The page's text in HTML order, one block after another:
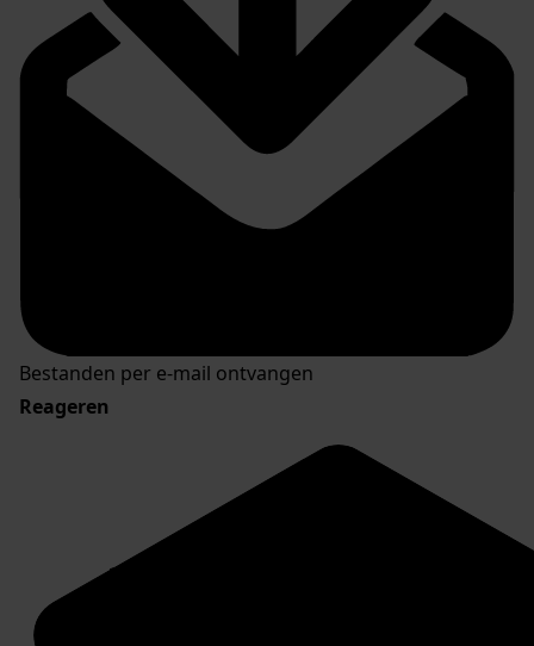
Bestanden per e-mail ontvangen
Reageren